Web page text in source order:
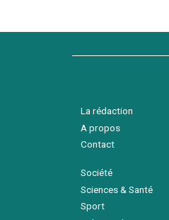
La rédaction
A propos
Contact
Société
Sciences & Santé
Sport